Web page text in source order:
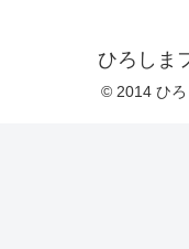
ひろしま
© 2014 ひろ